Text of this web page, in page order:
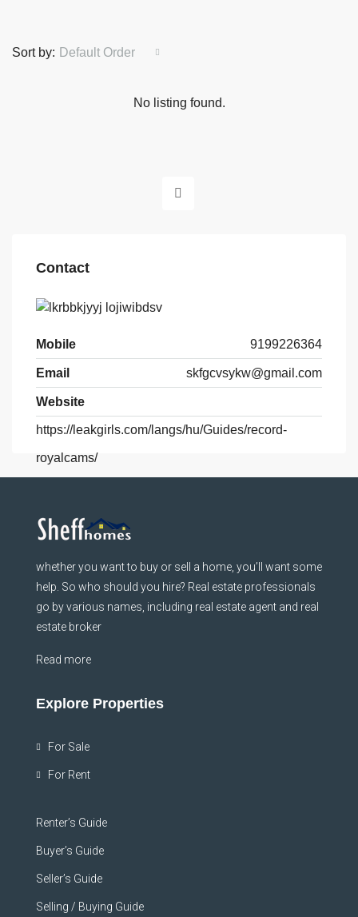
Sort by: Default Order
No listing found.
Contact
Mobile 9199226364
Email skfgcvsykw@gmail.com
Website
https://leakgirls.com/langs/hu/Guides/record-
royalcams/
whether you want to buy or sell a home, you’ll want some
help. So who should you hire? Real estate professionals
go by various names, including real estate agent and real
estate broker
Read more
Explore Properties
For Sale
For Rent
Renter’s Guide
Buyer’s Guide
Seller’s Guide
Selling / Buying Guide